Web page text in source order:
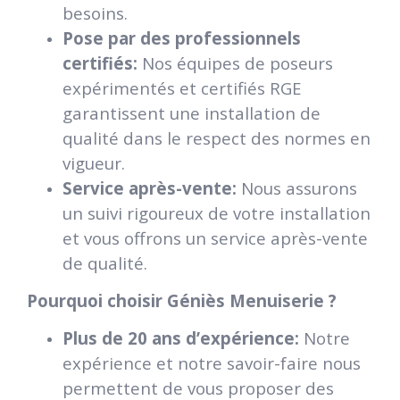
besoins.
Pose par des professionnels
certifiés: Nos équipes de poseurs
expérimentés et certifiés RGE
garantissent une installation de
qualité dans le respect des normes en
vigueur.
Service après-vente: Nous assurons
un suivi rigoureux de votre installation
et vous offrons un service après-vente
de qualité.
Pourquoi choisir Géniès Menuiserie ?
Plus de 20 ans d’expérience: Notre
expérience et notre savoir-faire nous
permettent de vous proposer des